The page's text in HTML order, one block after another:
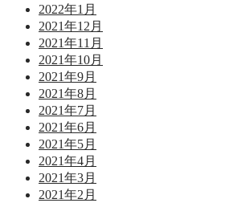
2022年1月
2021年12月
2021年11月
2021年10月
2021年9月
2021年8月
2021年7月
2021年6月
2021年5月
2021年4月
2021年3月
2021年2月